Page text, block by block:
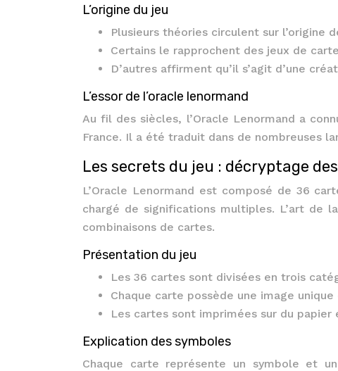
L’origine du jeu
Plusieurs théories circulent sur l’origine
Certains le rapprochent des jeux de
D’autres affirment qu’il s’agit d’une
L’essor de l’oracle lenormand
Au fil des siècles, l’Oracle Lenormand a
France. Il a été traduit dans de nombreuses
Les secrets du jeu : décryptage
L’Oracle Lenormand est composé de 36
chargé de significations multiples. L’art de
combinaisons de cartes.
Présentation du jeu
Les 36 cartes sont divisées en trois
Chaque carte possède une image
Les cartes sont imprimées sur du
Explication des symboles
Chaque carte représente un symbole et